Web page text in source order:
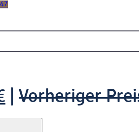
Vorheriger